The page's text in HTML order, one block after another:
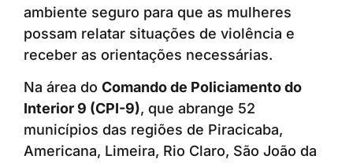
ambiente seguro para que as mulheres
possam relatar situações de violência e
receber as orientações necessárias.
Na área do Comando de Policiamento do
Interior 9 (CPI-9), que abrange 52
municípios das regiões de Piracicaba,
Americana, Limeira, Rio Claro, São João da